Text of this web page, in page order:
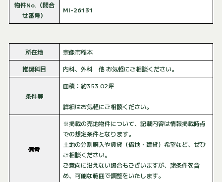
物件No.（問合
せ番号）
MI-26131
所在地
宗像市稲本
推奨科目
内科、外科 他 お気軽にご相談ください。
条件等
面積：約353.02坪
詳細はお気軽にご相談ください。
備考
※掲載の売地物件について、記載内容は情報掲載時点
での想定条件となります。
土地の分割購入や賃貸（借地・建貸）希望など、ぜひ
ご相談ください。
ご意向に沿えない場合もございますが、諸条件を含
め、可能な範囲で調整をいたします。